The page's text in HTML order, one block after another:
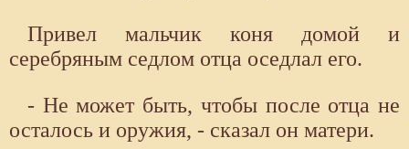
Привел мальчик коня домой и
серебряным седлом отца оседлал его.
- Не может быть, чтобы после отца не
осталось и оружия, - сказал он матери.